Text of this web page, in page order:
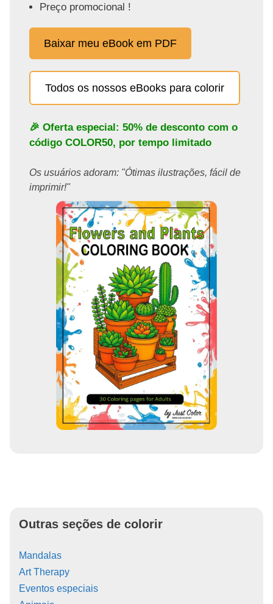
Preço promocional !
Baixar meu eBook em PDF
Todos os nossos eBooks para colorir
🎉 Oferta especial: 50% de desconto com o
código COLOR50, por tempo limitado
Os usuários adoram: "Ótimas ilustrações, fácil de
imprimir!"
Outras seções de colorir
Mandalas
Art Therapy
Eventos especiais